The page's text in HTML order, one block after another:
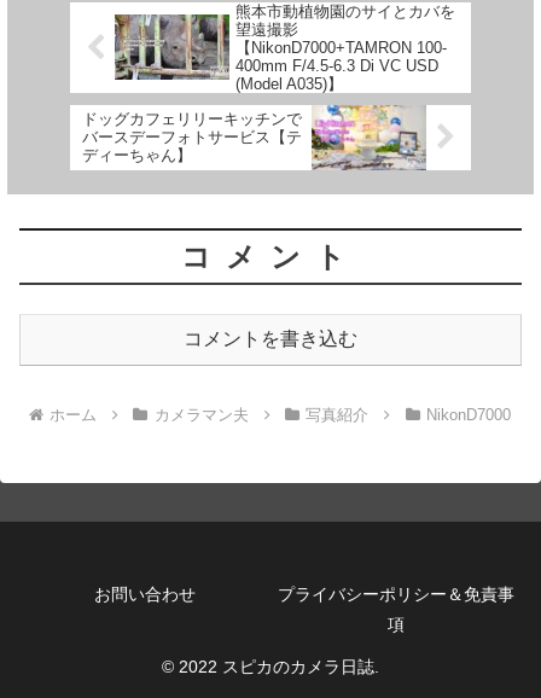
熊本市動植物園のサイとカバを
望遠撮影
【NikonD7000+TAMRON 100-
400mm F/4.5-6.3 Di VC USD
(Model A035)】
ドッグカフェリリーキッチンで
バースデーフォトサービス【テ
ディーちゃん】
コメント
コメントを書き込む
ホーム カメラマン夫 写真紹介 NikonD7000
お問い合わせ
プライバシーポリシー＆免責事
項
© 2022 スピカのカメラ日誌.